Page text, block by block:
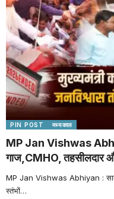
PIN POST मध्यकाल
MP Jan Vishwas
गाज,CMHO, तहसीलदार
MP Jan Vishwas Abhiyan :
स्तंभों…